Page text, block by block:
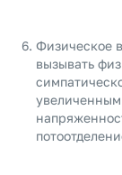
Физическое
вызывать